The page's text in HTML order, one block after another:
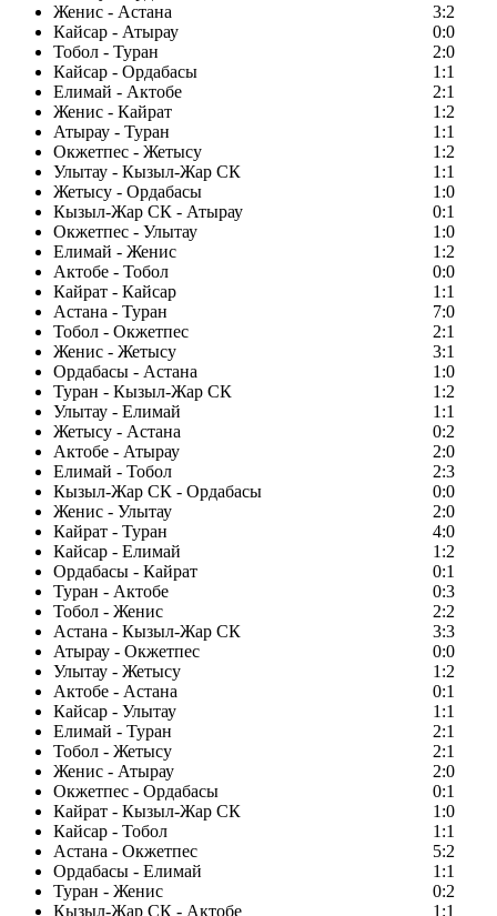
Женис - Астана
3:2
Кайсар - Атырау
0:0
Тобол - Туран
2:0
Кайсар - Ордабасы
1:1
Елимай - Актобе
2:1
Женис - Кайрат
1:2
Атырау - Туран
1:1
Окжетпес - Жетысу
1:2
Улытау - Кызыл-Жар СК
1:1
Жетысу - Ордабасы
1:0
Кызыл-Жар СК - Атырау
0:1
Окжетпес - Улытау
1:0
Елимай - Женис
1:2
Актобе - Тобол
0:0
Кайрат - Кайсар
1:1
Астана - Туран
7:0
Тобол - Окжетпес
2:1
Женис - Жетысу
3:1
Ордабасы - Астана
1:0
Туран - Кызыл-Жар СК
1:2
Улытау - Елимай
1:1
Жетысу - Астана
0:2
Актобе - Атырау
2:0
Елимай - Тобол
2:3
Кызыл-Жар СК - Ордабасы
0:0
Женис - Улытау
2:0
Кайрат - Туран
4:0
Кайсар - Елимай
1:2
Ордабасы - Кайрат
0:1
Туран - Актобе
0:3
Тобол - Женис
2:2
Астана - Кызыл-Жар СК
3:3
Атырау - Окжетпес
0:0
Улытау - Жетысу
1:2
Актобе - Астана
0:1
Кайсар - Улытау
1:1
Елимай - Туран
2:1
Тобол - Жетысу
2:1
Женис - Атырау
2:0
Окжетпес - Ордабасы
0:1
Кайрат - Кызыл-Жар СК
1:0
Кайсар - Тобол
1:1
Астана - Окжетпес
5:2
Ордабасы - Елимай
1:1
Туран - Женис
0:2
Кызыл-Жар СК - Актобе
1:1